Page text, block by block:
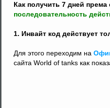
Как получить 7 дней
последовательность
1. Инвайт код действует
Для этого переходим на
сайта World of tanks как